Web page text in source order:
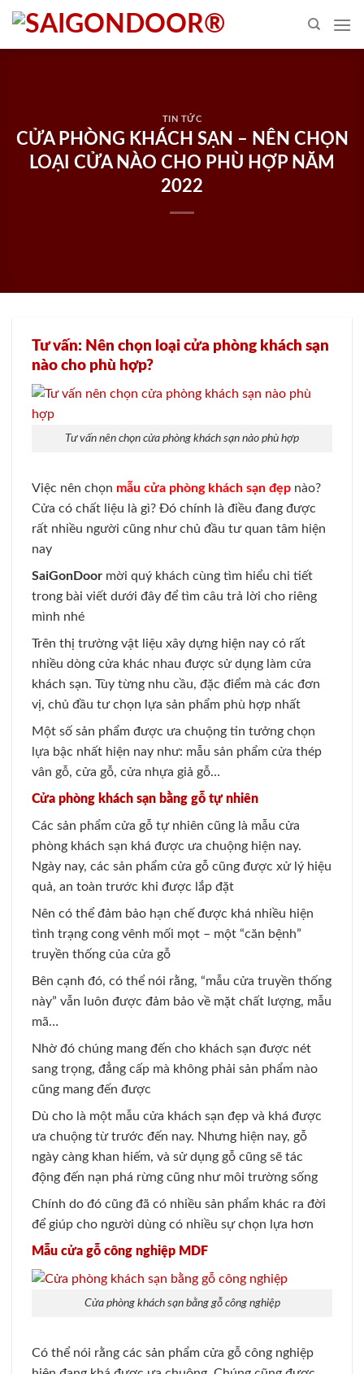
Skip
content
TIN TỨC
CỬA PHÒNG KHÁCH SẠN – NÊN CHỌN
LOẠI CỬA NÀO CHO PHÙ HỢP NĂM
2022
Tư vấn: Nên chọn loại cửa phòng khách sạn
nào cho phù hợp?
Tư vấn nên chọn cửa phòng khách sạn nào phù hợp
Việc nên chọn mẫu cửa phòng khách sạn đẹp nào?
Cửa có chất liệu là gì? Đó chính là điều đang được
rất nhiều người cũng như chủ đầu tư quan tâm hiện
nay
SaiGonDoor mời quý khách cùng tìm hiểu chi tiết
trong bài viết dưới đây để tìm câu trả lời cho riêng
mình nhé
Trên thị trường vật liệu xây dựng hiện nay có rất
nhiều dòng cửa khác nhau được sử dụng làm cửa
khách sạn. Tùy từng nhu cầu, đặc điểm mà các đơn
vị, chủ đầu tư chọn lựa sản phẩm phù hợp nhất
Một số sản phẩm được ưa chuộng tin tưởng chọn
lựa bậc nhất hiện nay như: mẫu sản phẩm cửa thép
vân gỗ, cửa gỗ, cửa nhựa giả gỗ…
Cửa phòng khách sạn bằng gỗ tự nhiên
Các sản phẩm cửa gỗ tự nhiên cũng là mẫu cửa
phòng khách sạn khá được ưa chuộng hiện nay.
Ngày nay, các sản phẩm cửa gỗ cũng được xử lý hiệu
quả, an toàn trước khi được lắp đặt
Nên có thể đảm bảo hạn chế được khá nhiều hiện
tình trạng cong vênh mối mọt – một “căn bệnh”
truyền thống của cửa gỗ
Bên cạnh đó, có thể nói rằng, “mẫu cửa truyền thống
này” vẫn luôn được đảm bảo về mặt chất lượng, mẫu
mã…
Nhờ đó chúng mang đến cho khách sạn được nét
sang trọng, đẳng cấp mà không phải sản phẩm nào
cũng mang đến được
Dù cho là một mẫu cửa khách sạn đẹp và khá được
ưa chuộng từ trước đến nay. Nhưng hiện nay, gỗ
ngày càng khan hiếm, và sử dụng gỗ cũng sẽ tác
động đến nạn phá rừng cũng như môi trường sống
Chính do đó cũng đã có nhiều sản phẩm khác ra đời
để giúp cho người dùng có nhiều sự chọn lựa hơn
Mẫu cửa gỗ công nghiệp MDF
Cửa phòng khách sạn bằng gỗ công nghiệp
Có thể nói rằng các sản phẩm cửa gỗ công nghiệp